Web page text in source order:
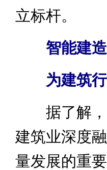
立标杆。
智能建造
为建筑行
据了解，
建筑业深度
量发展的重要